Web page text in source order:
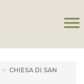
menu
> CHIESA DI SAN